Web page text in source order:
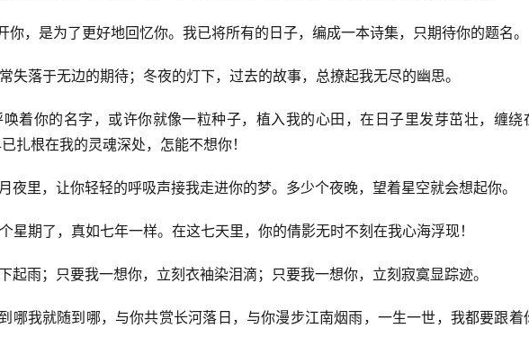
你，是为了更好地回忆你。我已将所有的日子，编成一本诗集，只期待你的题名。
失落于无边的期待；冬夜的灯下，过去的故事，总撩起我无尽的幽思。
着你的名字，或许你就像一粒种子，植入我的心田，在日子里发芽茁壮，缠绕
扎根在我的灵魂深处，怎能不想你！
夜里，让你轻轻的呼吸声接我走进你的梦。多少个夜晚，望着星空就会想起你。
星期了，真如七年一样。在这七天里，你的倩影无时不刻在我心海浮现！
起雨；只要我一想你，立刻衣袖染泪滴；只要我一想你，立刻寂寞显踪迹。
哪我就随到哪，与你共赏长河落日，与你漫步江南烟雨，一生一世，我都要跟着